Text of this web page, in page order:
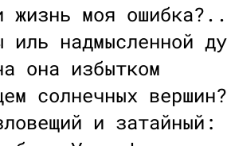
моя ошибка?..
иль надмысленной
она избытком
солнечных вершин?
и затайный: